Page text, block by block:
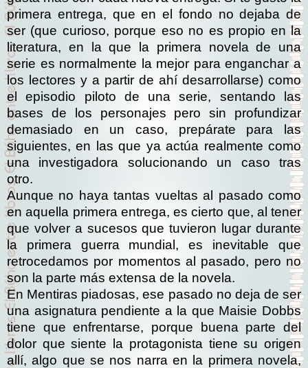
primera entrega, que en el fondo no dejaba de
ser (que curioso, porque eso no es propio en la
literatura, en la que la primera novela de una
serie es normalmente la mejor para enganchar a
los lectores y a partir de ahí desarrollarse) como
el episodio piloto de una serie, sentando las
bases de los personajes pero sin profundizar
demasiado en un caso, prepárate para las
siguientes, en las que ya actúa realmente como
una investigadora solucionando un caso tras
otro.
Aunque no haya tantas vueltas al pasado como
en aquella primera entrega, es cierto que, al tener
que volver a sucesos que tuvieron lugar durante
la primera guerra mundial, es inevitable que
retrocedamos por momentos al pasado, pero no
son la parte más extensa de la novela.
En Mentiras piadosas, ese pasado no deja de ser
una asignatura pendiente a la que Maisie Dobbs
tiene que enfrentarse, porque buena parte del
dolor que siente la protagonista tiene su origen
allí, algo que se nos narra en la primera novela,